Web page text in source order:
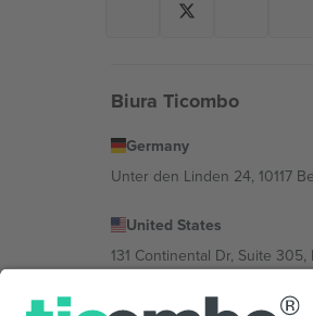
Biura Ticombo
Germany
Unter den Linden 24, 10117
United States
131 Continental Dr, Suite
Bulgaria